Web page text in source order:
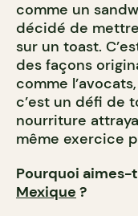
comme un
décidé de
sur un toast.
des façons
comme
c’est un défi de
nourriture
même exercice
Pourquoi aimes-
Mexique ?